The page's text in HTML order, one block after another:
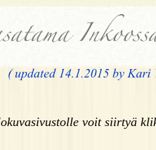
voit siirtyä